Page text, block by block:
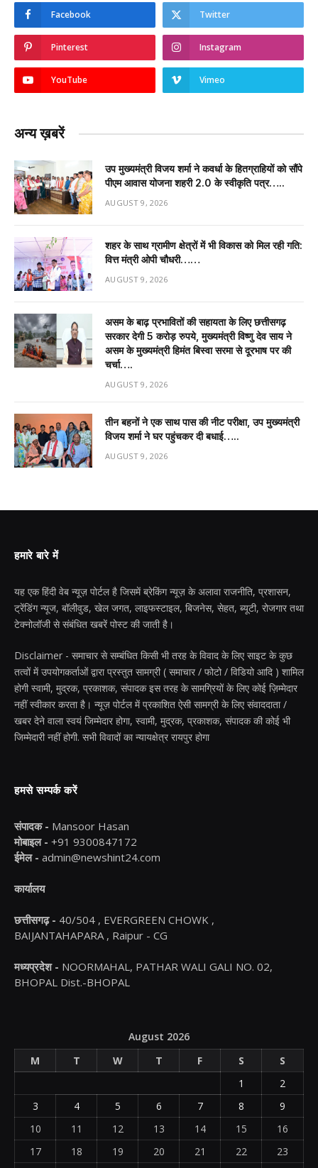
Facebook Twitter
Pinterest Instagram
YouTube Vimeo
अन्य ख़बरें
उप मुख्यमंत्री विजय शर्मा ने कवर्धा के हितग्राहियों को सौंपे
पीएम आवास योजना शहरी 2.0 के स्वीकृति पत्र…..
AUGUST 9, 2026
शहर के साथ ग्रामीण क्षेत्रों में भी विकास को मिल रही गति:
वित्त मंत्री ओपी चौधरी……
AUGUST 9, 2026
असम के बाढ़ प्रभावितों की सहायता के लिए छत्तीसगढ़
सरकार देगी 5 करोड़ रुपये, मुख्यमंत्री विष्णु देव साय ने
असम के मुख्यमंत्री हिमंत बिस्वा सरमा से दूरभाष पर की
चर्चा….
AUGUST 9, 2026
तीन बहनों ने एक साथ पास की नीट परीक्षा, उप मुख्यमंत्री
विजय शर्मा ने घर पहुंचकर दी बधाई…..
AUGUST 9, 2026
हमारे बारे में
यह एक हिंदी वेब न्यूज़ पोर्टल है जिसमें ब्रेकिंग न्यूज़ के अलावा राजनीति, प्रशासन,
ट्रेंडिंग न्यूज, बॉलीवुड, खेल जगत, लाइफस्टाइल, बिजनेस, सेहत, ब्यूटी, रोजगार तथा
टेक्नोलॉजी से संबंधित खबरें पोस्ट की जाती है।
Disclaimer - समाचार से सम्बंधित किसी भी तरह के विवाद के लिए साइट के कुछ
तत्वों में उपयोगकर्ताओं द्वारा प्रस्तुत सामग्री ( समाचार / फोटो / विडियो आदि ) शामिल
होगी स्वामी, मुद्रक, प्रकाशक, संपादक इस तरह के सामग्रियों के लिए कोई ज़िम्मेदार
नहीं स्वीकार करता है। न्यूज़ पोर्टल में प्रकाशित ऐसी सामग्री के लिए संवाददाता /
खबर देने वाला स्वयं जिम्मेदार होगा, स्वामी, मुद्रक, प्रकाशक, संपादक की कोई भी
जिम्मेदारी नहीं होगी. सभी विवादों का न्यायक्षेत्र रायपुर होगा
हमसे सम्पर्क करें
संपादक - Mansoor Hasan
मोबाइल - +91 9300847172
ईमेल - admin@newshint24.com
कार्यालय
छत्तीसगढ़ - 40/504 , EVERGREEN CHOWK ,
BAIJANTAHAPARA , Raipur - CG
मध्यप्रदेश - NOORMAHAL, PATHAR WALI GALI NO. 02,
BHOPAL Dist.-BHOPAL
August 2026
M
T W T F S
S
1
2
3
4 5 6 7 8
9
10
11 12 13 14 15
16
17
18 19 20 21 22
23